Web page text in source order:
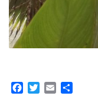
FacebookTwitterEmail